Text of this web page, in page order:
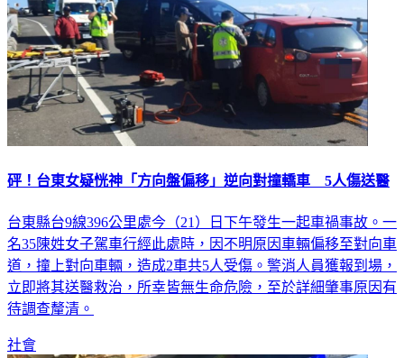
砰！台東女疑恍神「方向盤偏移」逆向對撞轎車 5人傷送醫
台東縣台9線396公里處今（21）日下午發生一起車禍事故。一
名35陳姓女子駕車行經此處時，因不明原因車輛偏移至對向車
道，撞上對向車輛，造成2車共5人受傷。警消人員獲報到場，
立即將其送醫救治，所幸皆無生命危險，至於詳細肇事原因有
待調查釐清。
社會